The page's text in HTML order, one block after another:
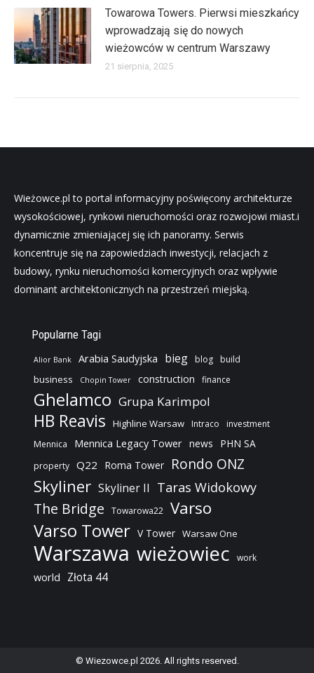
Towarowa Towers. Pierwsi mieszkańcy
wprowadzają się do nowych
wieżowców w centrum Warszawy
21 sierpnia, 2025
Wieżowce.pl to portal informacyjny poświęcony architekturze
wysokościowej, rynkowi nieruchomości oraz rozwojowi miast.i
dynamicznie zmieniającej się ich panoramy. Serwis
koncentruje się na zapowiedziach inwestycji, relacjach z
budowy, rynku nieruchomości komercyjnych oraz wpływie
dominant architektonicznych na przestrzeń miejską.
Popularne Tagi
Alior Bank Arabia Saudyjska bieg blog build
business Chopin Tower construction finance
Ghelamco Grupa Karimpol
HB Reavis Highline Warsaw Intraco
investment
Mennica
Mennica Legacy Tower news PHN SA
property Q22 Roma Tower Rondo ONZ
Skyliner Skyliner II Taras Widokowy
The Bridge Towarowa22 Varso
Varso Tower V Tower Warsaw One
Warszawa wieżowiec work
world Złota 44
© Wiezowce.pl 2026. All rights reserved.